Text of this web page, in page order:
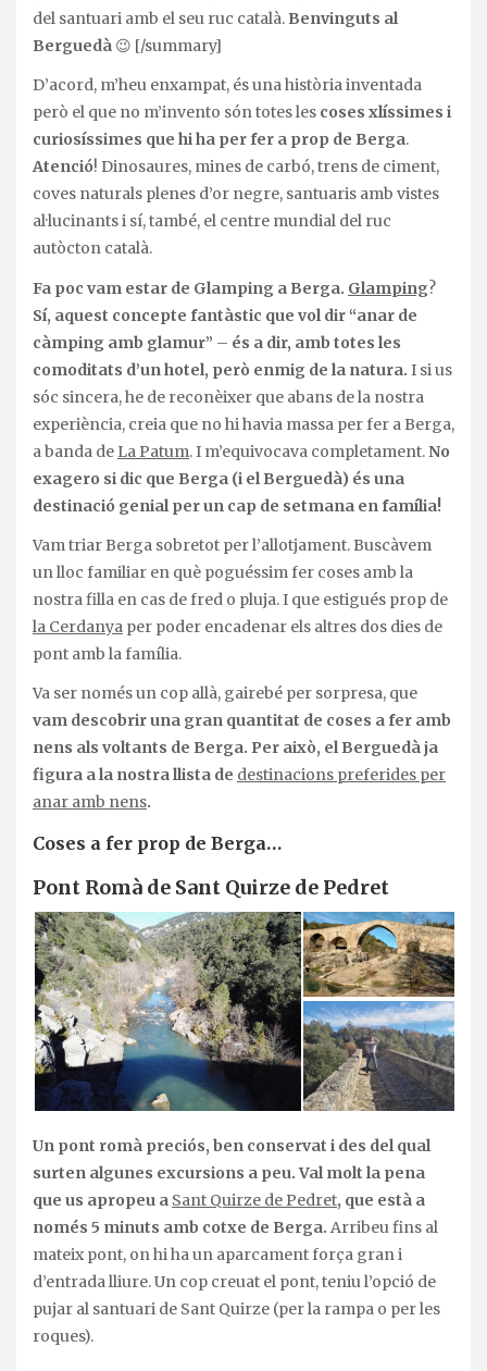
del santuari amb el seu ruc català. Benvinguts al
Berguedà 😉 [/summary]
D’acord, m’heu enxampat, és una història inventada
però el que no m’invento són totes les coses xlíssimes i
curiosíssimes que hi ha per fer a prop de Berga.
Atenció! Dinosaures, mines de carbó, trens de ciment,
coves naturals plenes d’or negre, santuaris amb vistes
al·lucinants i sí, també, el centre mundial del ruc
autòcton català.
Fa poc vam estar de Glamping a Berga. Glamping?
Sí, aquest concepte fantàstic que vol dir “anar de
càmping amb glamur” – és a dir, amb totes les
comoditats d’un hotel, però enmig de la natura. I si us
sóc sincera, he de reconèixer que abans de la nostra
experiència, creia que no hi havia massa per fer a Berga,
a banda de La Patum. I m’equivocava completament.No
exagero si dic que Berga (i el Berguedà) és una
destinació genial per un cap de setmana en família!
Vam triar Berga sobretot per l’allotjament. Buscàvem
un lloc familiar en què poguéssim fer coses amb la
nostra filla en cas de fred o pluja. I que estigués prop de
la Cerdanya per poder encadenar els altres dos dies de
pont amb la família.
Va ser només un cop allà, gairebé per sorpresa, que
vam descobrir una gran quantitat de coses a fer amb
nens als voltants de Berga. Per això, el Berguedà ja
figura a la nostra llista de destinacions preferides per
anar amb nens.
Coses a fer prop de Berga…
Pont Romà de Sant Quirze de Pedret
Un pont romà preciós, ben conservat i des del qual
surten algunes excursions a peu. Val molt la pena
que us apropeu a Sant Quirze de Pedret, que està a
només 5 minuts amb cotxe de Berga. Arribeu fins al
mateix pont, on hi ha un aparcament força gran i
d’entrada lliure. Un cop creuat el pont, teniu l’opció de
pujar al santuari de Sant Quirze (per la rampa o per les
roques).